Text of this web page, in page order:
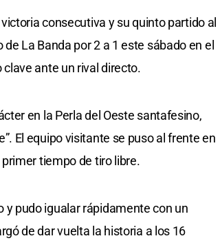
consecutiva y su quinto partido al
La Banda por 2 a 1 este sábado en el
ante un rival directo.
en la Perla del Oeste santafesino,
El equipo visitante se puso al frente en
tiempo de tiro libre.
y pudo igualar rápidamente con un
de dar vuelta la historia a los 16